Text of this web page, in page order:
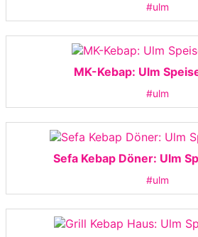
#ulm
MK-Kebap: Ulm
#ulm
Sefa Kebap Döner: Ulm
#ulm